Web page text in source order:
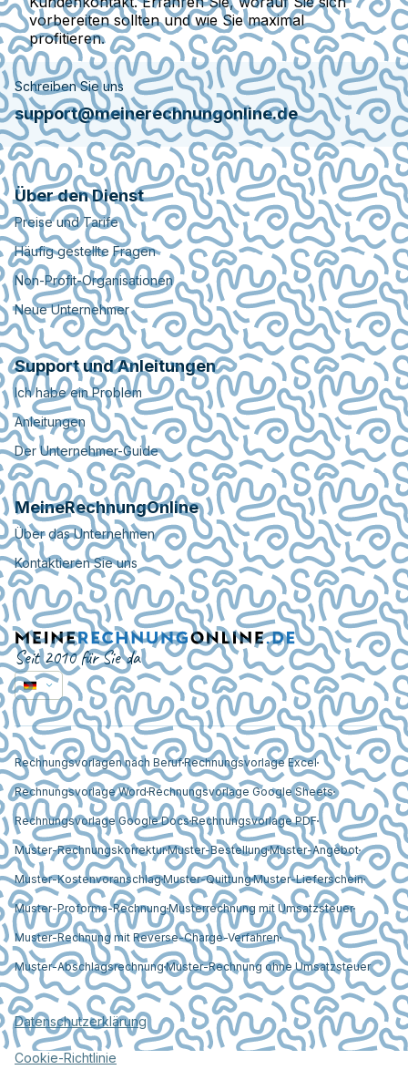
vorbereiten sollten und wie Sie maximal
profitieren.
Schreiben Sie uns
support@meinerechnungonline.de
Über den Dienst
Preise und Tarife
Häufig gestellte Fragen
Non-Profit-Organisationen
Neue Unternehmer
Support und Anleitungen
Ich habe ein Problem
Anleitungen
Der Unternehmer-Guide
MeineRechnungOnline
Über das Unternehmen
Kontaktieren Sie uns
Seit 2010 für Sie da
Rechnungsvorlagen nach BerufRechnungsvorlage Excel
Rechnungsvorlage Word Rechnungsvorlage Google Sheets
Rechnungsvorlage Google DocsRechnungsvorlage PDF
Muster-RechnungskorrekturMuster-BestellungMuster-Angebot
Muster-KostenvoranschlagMuster-QuittungMuster-Lieferschein
Muster-Proforma-RechnungMusterrechnung mit Umsatzsteuer
Muster-Rechnung mit Reverse-Charge-Verfahren
Muster-Abschlagsrechnung Muster-Rechnung ohne Umsatzsteuer
Datenschutzerklärung
Cookie-Richtlinie